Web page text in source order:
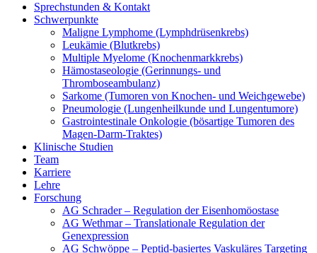
Sprechstunden & Kontakt
Schwerpunkte
Maligne Lymphome (Lymphdrüsenkrebs)
Leukämie (Blutkrebs)
Multiple Myelome (Knochenmarkkrebs)
Hämostaseologie (Gerinnungs- und
Thromboseambulanz)
Sarkome (Tumoren von Knochen- und Weichgewebe)
Pneumologie (Lungenheilkunde und Lungentumore)
Gastrointestinale Onkologie (bösartige Tumoren des
Magen-Darm-Traktes)
Klinische Studien
Team
Karriere
Lehre
Forschung
AG Schrader – Regulation der Eisenhomöostase
AG Wethmar – Translationale Regulation der
Genexpression
AG Schwöppe – Peptid-basiertes Vaskuläres Targeting